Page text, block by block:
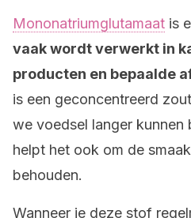
Mononatriumglutamaat is
vaak wordt verwerkt in
producten en bepaalde
is een geconcentreerd
we voedsel langer kunnen
helpt het ook om de
behouden.
Wanneer je deze stof